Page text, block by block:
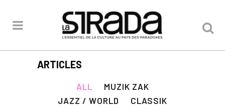
ARTICLES
ALL
MUZIK ZAK
JAZZ / WORLD
CLASSIK